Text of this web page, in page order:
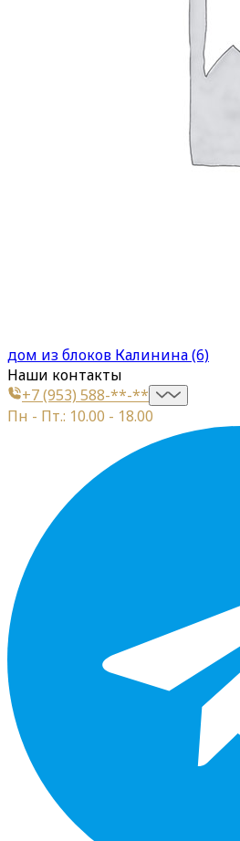
дом из блоков Калинина (6)
Наши контакты
+7 (953) 588-**-**
Пн - Пт.: 10.00 - 18.00